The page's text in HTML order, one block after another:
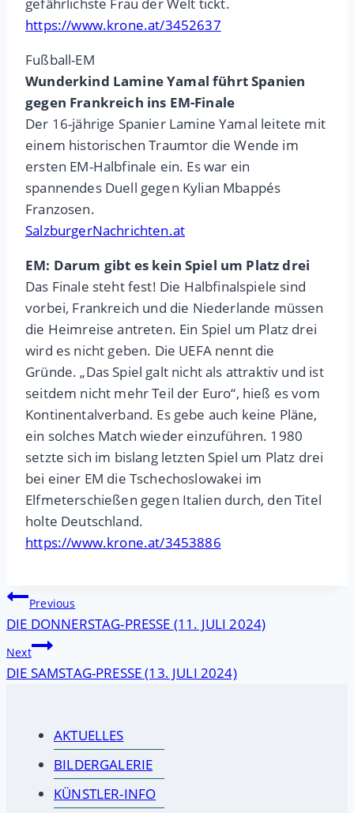
https://www.krone.at/3452637
Fußball-EM
Wunderkind Lamine Yamal führt Spanien
gegen Frankreich ins EM-Finale
Der 16-jährige Spanier Lamine Yamal leitete mit
einem historischen Traumtor die Wende im
ersten EM-Halbfinale ein. Es war ein
spannendes Duell gegen Kylian Mbappés
Franzosen.
SalzburgerNachrichten.at
EM: Darum gibt es kein Spiel um Platz drei
Das Finale steht fest! Die Halbfinalspiele sind
vorbei, Frankreich und die Niederlande müssen
die Heimreise antreten. Ein Spiel um Platz drei
wird es nicht geben. Die UEFA nennt die
Gründe. „Das Spiel galt nicht als attraktiv und ist
seitdem nicht mehr Teil der Euro“, hieß es vom
Kontinentalverband. Es gebe auch keine Pläne,
ein solches Match wieder einzuführen. 1980
setzte sich im bislang letzten Spiel um Platz drei
bei einer EM die Tschechoslowakei im
Elfmeterschießen gegen Italien durch, den Titel
holte Deutschland.
https://www.krone.at/3453886
Beitragsnavigation
Previous
DIE DONNERSTAG-PRESSE (11. JULI 2024)
Next
DIE SAMSTAG-PRESSE (13. JULI 2024)
AKTUELLES
BILDERGALERIE
KÜNSTLER-INFO